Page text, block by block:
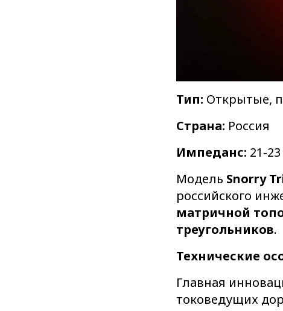
Тип: Открытые,
Страна: Россия
Импеданс: 21-
Модель Snorry
российского
матричной
треугольников.
Технические
Главная
токоведущих